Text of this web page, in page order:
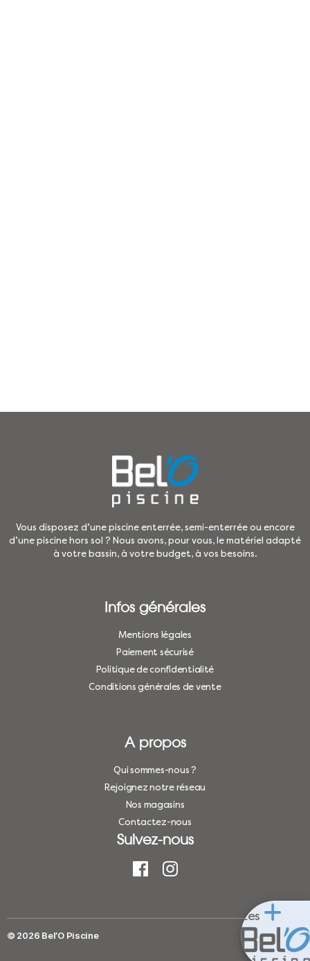
Les
Vous disposez d’une piscine enterrée, semi-enterrée ou encore
d’une piscine hors sol ? Nous avons, pour vous, le matériel adapté
à votre bassin, à votre budget, à vos besoins.
Infos générales
Mentions légales
Paiement sécurisé
Politique de confidentialité
Conditions générales de vente
A propos
Qui sommes-nous ?
Rejoignez notre réseau
Nos magasins
Contactez-nous
Suivez-nous
© 2026 Bel’O Piscine Haut ↑